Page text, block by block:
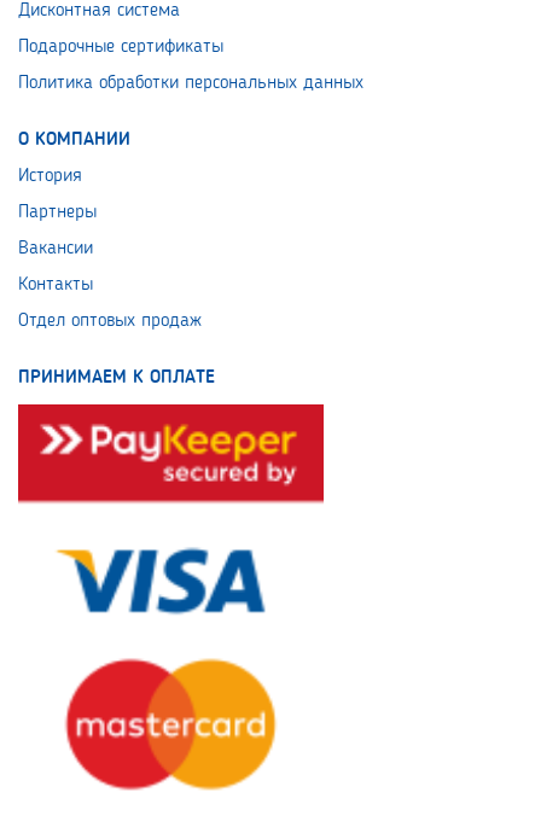
Дисконтная система
Подарочные сертификаты
Политика обработки персональных данных
О КОМПАНИИ
История
Партнеры
Вакансии
Контакты
Отдел оптовых продаж
ПРИНИМАЕМ К ОПЛАТЕ